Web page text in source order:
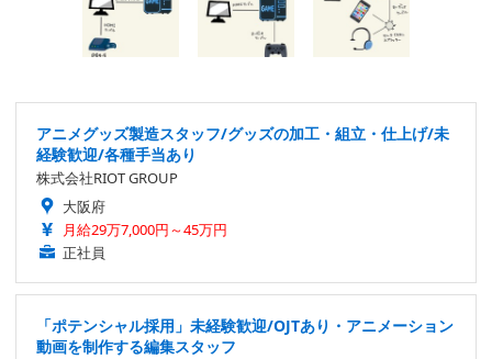
アニメグッズ製造スタッフ/グッズの加工・組立・仕上げ/未
経験歓迎/各種手当あり
株式会社RIOT GROUP
大阪府
月給29万7,000円～45万円
正社員
「ポテンシャル採用」未経験歓迎/OJTあり・アニメーション
動画を制作する編集スタッフ